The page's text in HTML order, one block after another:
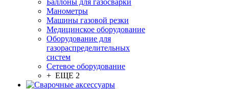
Баллоны для газосварки
Манометры
Машины газовой резки
Медицинское оборудование
Оборудование для
газораспределительных
систем
Сетевое оборудование
+ ЕЩЕ 2